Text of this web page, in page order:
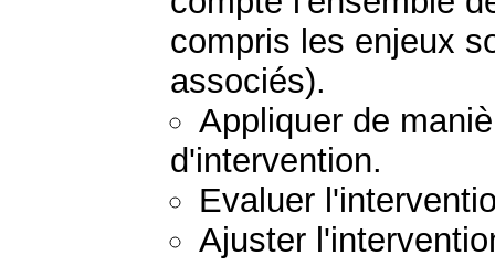
compris les enjeux
associés).
Appliquer de
d'intervention.
Evaluer
Ajuster